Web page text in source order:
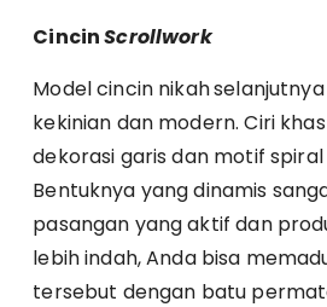
CincinScrollwork
Model cincin nikah
kekinian dan modern. Ciri
dekorasi garis dan motif
Bentuknya yang dinamis
pasangan yang aktif dan
lebih indah, Anda bisa
tersebut dengan batu